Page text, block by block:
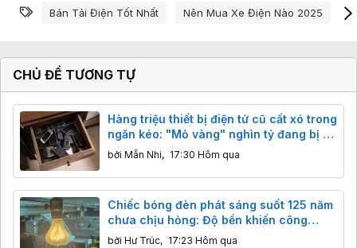
Từ khóa
Bán Tải Điện Tốt Nhất Nên Mua Xe Điện Nào 2025
CHỦ ĐỀ TƯƠNG TỰ
Hàng triệu thiết bị điện tử cũ cất xó trong
ngăn kéo: "Mỏ vàng" nghìn tỷ đang bị bỏ
quên
bởi Mẫn Nhi, 17:30 Hôm qua
Chiếc bóng đèn phát sáng suốt 125 năm
chưa chịu hỏng: Độ bền khiến công
nghệ hiện đại cũng phải ngả nón
bởi Hư Trúc, 17:23 Hôm qua